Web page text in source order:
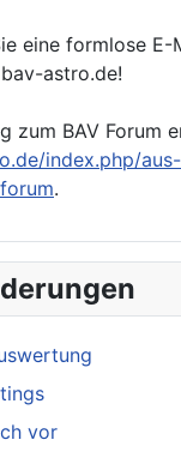
eine formlose E-
astro.de!
zum BAV Forum
index.php/
.
vor